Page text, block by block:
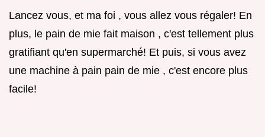
Lancez vous, et ma foi , vous allez vous régaler! En
plus, le pain de mie fait maison , c'est tellement plus
gratifiant qu'en supermarché! Et puis, si vous avez
une machine à pain pain de mie , c'est encore plus
facile!